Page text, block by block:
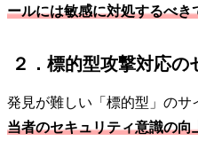
ールには敏感に対処するべき
２．標的型攻撃対応
発見が難しい「標的型」のサ
当者のセキュリティ意識の